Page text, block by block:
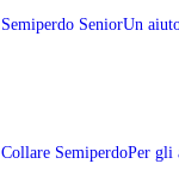
Semiperdo SeniorUn
Collare SemiperdoPer gli